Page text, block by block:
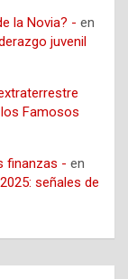
la Novia? - en
juvenil
Famosos
finanzas - en
señales de